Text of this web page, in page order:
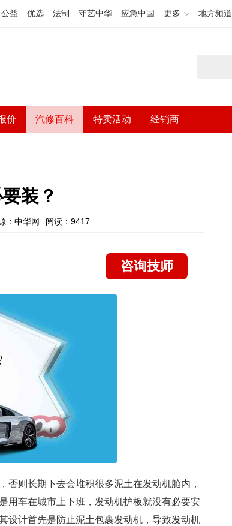
公益 优选 法制 守艺中华 应急中国 更多 地方频道
价 汽修百科 特卖活动 经销商
装？
：中华网 阅读：9417
咨询技师
则长期下去会堆积很多泥土在发动机舱内，
用车在城市上下班，发动机护板就没有必要安
设计首先是防止泥土包裹发动机，导致发动机